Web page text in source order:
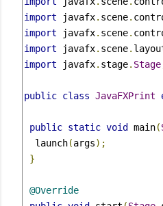
import javafx. scene.
import javafx. scene.
import javafx. scene.
import javafx. stage. Stage
public class JavaFXPrint
public static void main(
  launch
(args);
}
@Override